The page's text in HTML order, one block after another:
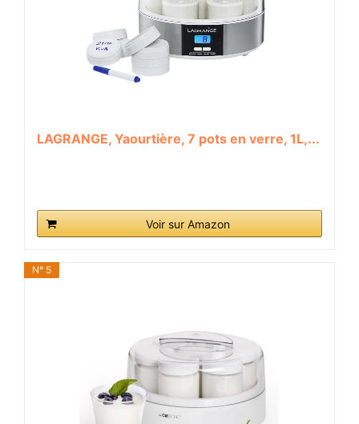
LAGRANGE, Yaourtière, 7 pots en verre, 1L,...
Voir sur Amazon
N° 5